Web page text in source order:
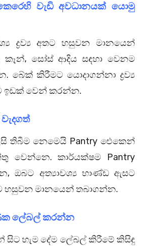
කෙරෙහි වැඩි අවධානයක් යොමු
ද්‍රව්‍ය අතට හසුවන මානයෙන්
සෝස් ආදිය සඳහා වෙනම
බේක් කිරීමට යොදාගන්නා ද්‍රව්‍ය
ඉඩක් වෙන් කරන්න.
තිබීම නෙමෙයි Pantry ඓකෙන්
වෙන්නෙ. කාර්යක්ෂම Pantry
ඔබට අත්‍යාවශ්‍ය භාණ්ඩ ඇසට
හසුවන මානයෙන් තබාගන්න.
ලේබල් කරන්න
සිට හැම දේම ලේබල් කිරීමේ කිසිඳු